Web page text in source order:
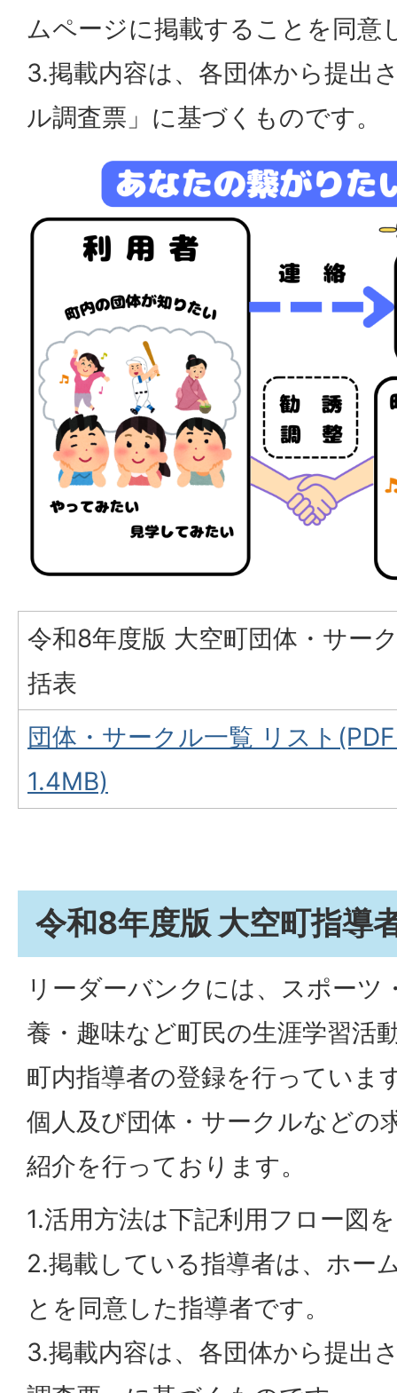
ムページに掲載することを同意
3.掲載内容は、各団体から提出
ル調査票」に基づくものです。
令和8年度版 大空町団体・サー
括表
団体・サークル一覧 リスト
1.4MB)
令和8年度版 大空町指導
リーダーバンクには、スポーツ
養・趣味など町民の生涯学習活
町内指導者の登録を行っていま
個人及び団体・サークルなどの
紹介を行っております。
1.活用方法は下記利用フロー図
2.掲載している指導者は、ホー
とを同意した指導者です。
3.掲載内容は、各団体から提出